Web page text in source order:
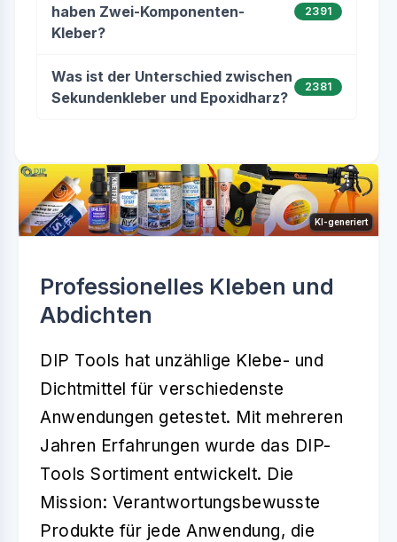
haben Zwei-Komponenten-
Kleber?
2391
Was ist der Unterschied zwischen
Sekundenkleber und Epoxidharz?
2381
KI-generiert
Professionelles Kleben und
Abdichten
DIP Tools hat unzählige Klebe- und
Dichtmittel für verschiedenste
Anwendungen getestet. Mit mehreren
Jahren Erfahrungen wurde das DIP-
Tools Sortiment entwickelt. Die
Mission: Verantwortungsbewusste
Produkte für jede Anwendung, die